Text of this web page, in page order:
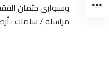
وسيوارى جثمان
مراسلة / سلمات :